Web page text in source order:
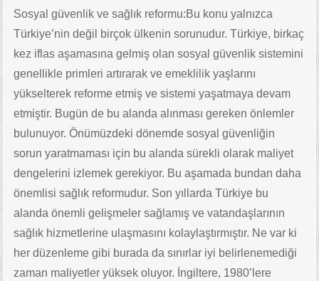
Sosyal güvenlik ve sağlık reformu:Bu konu yalnızca
Türkiye’nin değil birçok ülkenin sorunudur. Türkiye, birkaç
kez iflas aşamasına gelmiş olan sosyal güvenlik sistemini
genellikle primleri artırarak ve emeklilik yaşlarını
yükselterek reforme etmiş ve sistemi yaşatmaya devam
etmiştir. Bugün de bu alanda alınması gereken önlemler
bulunuyor. Önümüzdeki dönemde sosyal güvenliğin
sorun yaratmaması için bu alanda sürekli olarak maliyet
dengelerini izlemek gerekiyor. Bu aşamada bundan daha
önemlisi sağlık reformudur. Son yıllarda Türkiye bu
alanda önemli gelişmeler sağlamış ve vatandaşlarının
sağlık hizmetlerine ulaşmasını kolaylaştırmıştır. Ne var ki
her düzenleme gibi burada da sınırlar iyi belirlenemediği
zaman maliyetler yüksek oluyor. İngiltere, 1980’lere